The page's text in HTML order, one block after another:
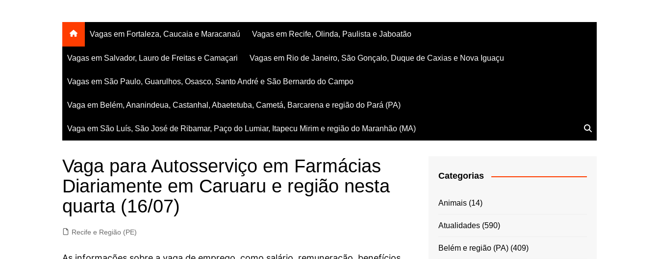
Vagas em Fortaleza, Caucaia e Maracanaú Vagas em Recife, Olinda, Paulista e Jaboatão
Vagas em Salvador, Lauro de Freitas e Camaçari Vagas em Rio de Janeiro, São Gonçalo, Duque de Caxias e Nova Iguaçu
Vagas em São Paulo, Guarulhos, Osasco, Santo André e São Bernardo do Campo
Vaga em Belém, Ananindeua, Castanhal, Abaetetuba, Cametá, Barcarena e região do Pará (PA)
Vaga em São Luís, São José de Ribamar, Paço do Lumiar, Itapecu Mirim e região do Maranhão (MA)
Vaga para Autosserviço em Farmácias
Diariamente em Caruaru e região nesta
quarta (16/07)
Recife e Região (PE)
Categorias
Animais(14)
Atualidades(590)
Belém e região (PA)(409)